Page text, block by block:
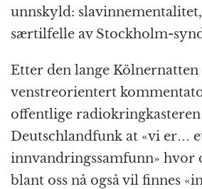
unnskyld:
særtilfelle av Stockholm-
Etter den lange
venstreorientert
offentlige radiokringkasteren
Deutschlandfunk at «vi er…
innvandringssamfunn» hvor
blant oss nå også vil finnes